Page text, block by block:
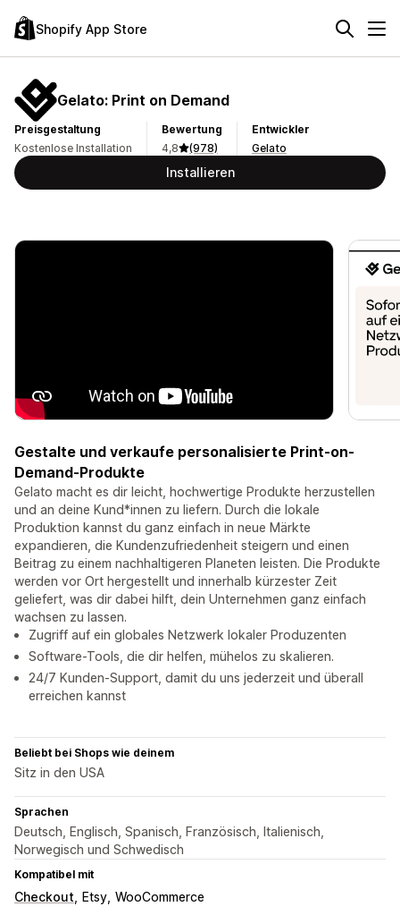
Shopify App Store
Gelato: Print on Demand
Preisgestaltung
Kostenlose Installation
Bewertung
4,8
(978)
Entwickler
Gelato
Installieren
Gestalte und verkaufe personalisierte Print-on-
Demand-Produkte
Gelato macht es dir leicht, hochwertige Produkte herzustellen
und an deine Kund*innen zu liefern. Durch die lokale
Produktion kannst du ganz einfach in neue Märkte
expandieren, die Kundenzufriedenheit steigern und einen
Beitrag zu einem nachhaltigeren Planeten leisten. Die Produkte
werden vor Ort hergestellt und innerhalb kürzester Zeit
geliefert, was dir dabei hilft, dein Unternehmen ganz einfach
wachsen zu lassen.
Zugriff auf ein globales Netzwerk lokaler Produzenten
Software-Tools, die dir helfen, mühelos zu skalieren.
24/7 Kunden-Support, damit du uns jederzeit und überall
erreichen kannst
Beliebt bei Shops wie deinem
Sitz in den USA
Sprachen
Deutsch, Englisch, Spanisch, Französisch, Italienisch,
Norwegisch und Schwedisch
Kompatibel mit
Checkout Etsy WooCommerce